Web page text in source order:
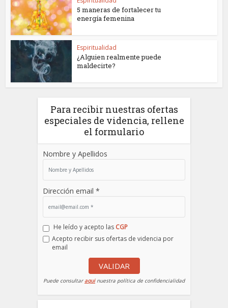
5 maneras de fortalecer tu
energía femenina
Espiritualidad
¿Alguien realmente puede
maldecirte?
Para recibir nuestras ofertas
especiales de videncia, rellene
el formulario
Nombre y Apellidos
Dirección email *
He leído y acepto las CGP
Acepto recibir sus ofertas de videncia por
email
VALIDAR
Puede consultaraquinuestra política de confidencialidad